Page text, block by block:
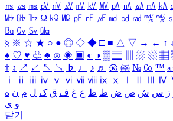
㎱ ㎲ ㎳ ㎴ ㎵ ㎶ ㎷ ㎸ ㎹ ㎀ ㎁ ㎂ ㎃ ㎄
㎒ ㎓ ㎔ Ω ㏀ ㏁ ㎊ ㎋ ㎌ ㏖ ㏅ ㎭ ㎮ ㎯
㏃ ㏉ ㏜ ㏆
§ ※ ☆ ★ ○ ● ◎ ◇ ◆ □ ■ △ ▽ → ← ↑ ↓
♠ ♡ ♥ ♧ ♣ ⊙ ◈ ▣ ◐ ◑ ▒ ▤ ▨ ▧ ▦
‡ ↕ ↗ ↙ ↖ ↘ ♭ ♩ ♪ ♬ ㉿ ㈜ № ㏇ ™
ⅰ
ⅱ ⅲ ⅳ ⅴ ⅵ ⅶ ⅷ ⅸ ⅹ Ⅳ
ز س ش ص ض ط ظ ع غ ف ق ک ل م ن ه
و ی
닫기